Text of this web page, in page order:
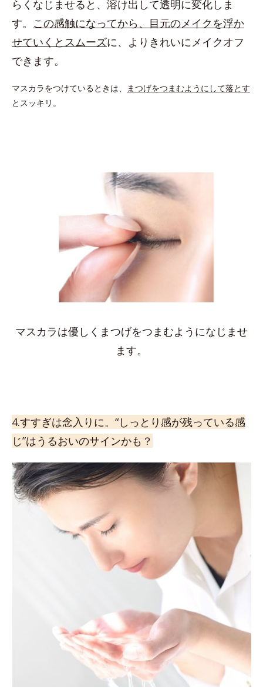
らくなじませると、溶け出して透明に変化しま
す。 この感触になってから、目元のメイクを浮か
せていくとスムーズに、よりきれいにメイクオフ
できます。
マスカラをつけているときは、
まつげをつまむようにして落とす
とスッキリ。
マスカラは優しくまつげをつまむようになじませ
ます。
4.すすぎは念入りに。“しっとり感が残っている感
じ”はうるおいのサインかも？